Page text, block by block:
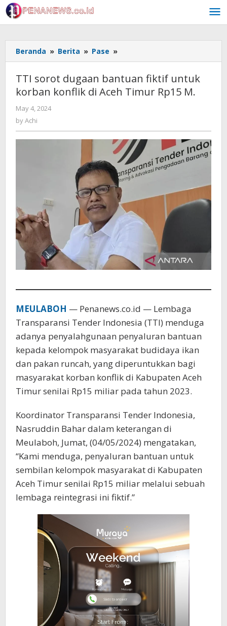
Skip
to
content
Beranda » Berita » Pase »
sorot
bantuan
fiktif
Aceh
Timur
Rp15
M.
TTI sorot dugaan bantuan fiktif untuk
korban konflik di Aceh Timur Rp15 M.
May 4, 2024
byAchi
MEULABOH — Penanews.co.id — Lembaga
Transparansi Tender Indonesia (TTI) menduga
adanya penyalahgunaan penyaluran bantuan
kepada kelompok masyarakat budidaya ikan
dan pakan runcah, yang diperuntukkan bagi
masyarakat korban konflik di Kabupaten Aceh
Timur senilai Rp15 miliar pada tahun 2023.
Koordinator Transparansi Tender Indonesia,
Nasruddin Bahar dalam keterangan di
Meulaboh, Jumat, (04/05/2024) mengatakan,
“Kami menduga, penyaluran bantuan untuk
sembilan kelompok masyarakat di Kabupaten
Aceh Timur senilai Rp15 miliar melalui sebuah
lembaga reintegrasi ini fiktif.”